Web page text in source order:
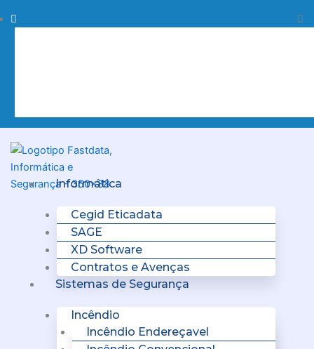
to
Procurar
Informática
Cegid Eticadata
SAGE
XD Software
Contratos e Avenças
Sistemas de Segurança
Incêndio
Incêndio Endereçavel
Menu